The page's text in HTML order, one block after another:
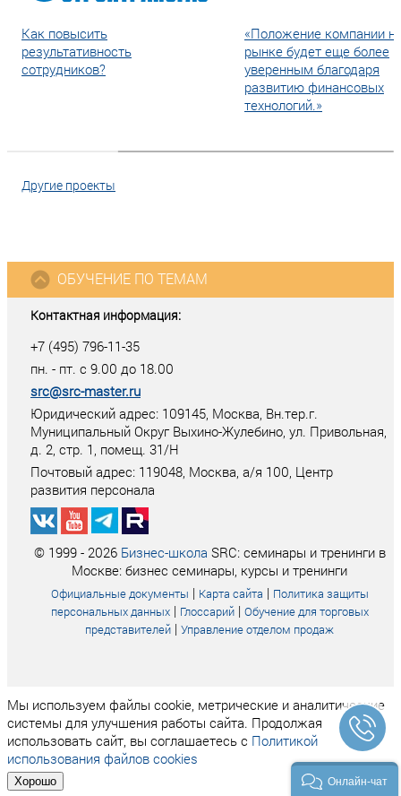
Как повысить
результативность
сотрудников?
«Положение компании
рынке будет еще более
уверенным благодаря
развитию финансовых
технологий.»
Другие проекты
Контактная информация:
+7 (495) 796-11-35
пн. - пт. с 9.00 до 18.00
src@src-master.ru
Юридический адрес: 109145, Москва, Вн.тер.г.
Муниципальный Округ Выхино-Жулебино, ул. Привольная,
д. 2, стр. 1, помещ. 31/Н
Почтовый адрес: 119048, Москва, а/я 100, Центр
развития персонала
ОБУЧЕНИЕ ПО ТЕМАМ
© 1999 - 2026 Бизнес-школа SRC: семинары и тренинги в
Москве: бизнес семинары, курсы и тренинги
Официальные документы | Карта сайта | Политика защиты
персональных данных| Глоссарий| Обучение для торговых
представителей | Управление отделом продаж
Мы используем файлы cookie, метрические и аналитические
системы для улучшения работы сайта. Продолжая
использовать сайт, вы соглашаетесь с Политикой
использования файлов cookies
Хорошо Онлайн-чат